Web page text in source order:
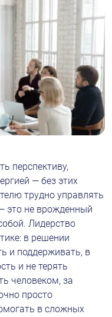
перспективу,
— без этих
трудно управлять
это не врожденный
Лидерство
в решении
и поддерживать, в
и не терять
человеком, за
просто
в сложных